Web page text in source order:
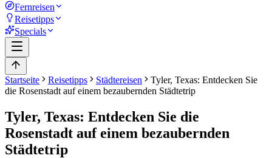
Fernreisen
Reisetipps
Specials
Startseite Reisetipps Städtereisen
Tyler, Texas: Entdecken Sie
die Rosenstadt auf einem bezaubernden Städtetrip
Tyler, Texas: Entdecken Sie die
Rosenstadt auf einem bezaubernden
Städtetrip